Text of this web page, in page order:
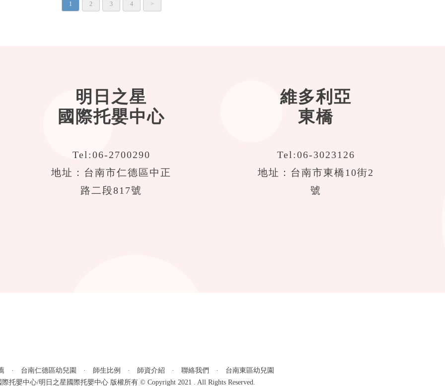
1 2 3 4 >
明日之星
國際托嬰中心
Tel:06-2700290
地址：台南市仁德區中正
路二段817號
維多利亞
東橋
Tel:06-3023126
地址：台南市東橋10街2
號
· 台南仁德區幼兒園 · 師生比例 · 師資介紹 · 聯絡我們 · 台南東區幼兒園
托嬰中心/明日之星國際托嬰中心 版權所有 © Copyright 2021 . All Rights Reserved.